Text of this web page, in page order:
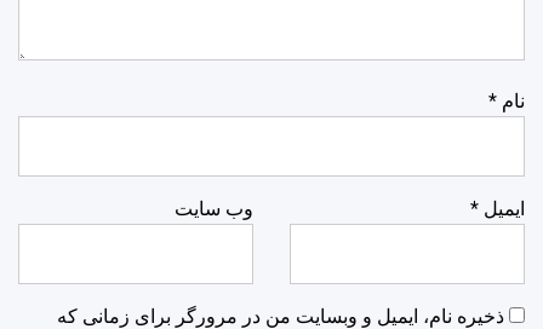
نام *
ایمیل * وب‌ سایت
ذخیره نام، ایمیل و وبسایت من در مرورگر برای زمانی که